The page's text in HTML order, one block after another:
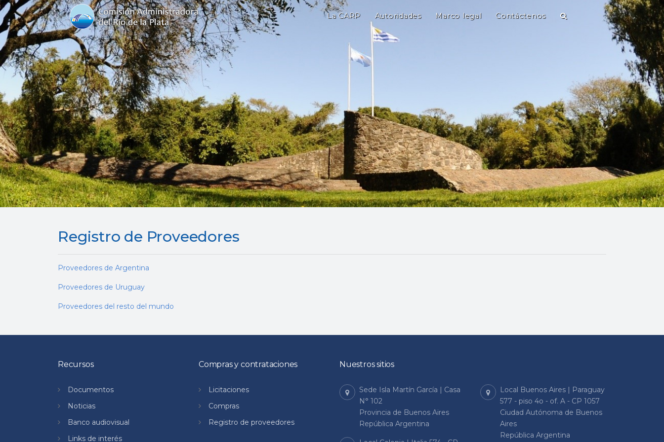
La CARP Autoridades Marco legal Contáctenos
Registro de Proveedores
Proveedores de Argentina
Proveedores de Uruguay
Proveedores del resto del mundo
Recursos
Documentos
Noticias
Banco audiovisual
Links de interés
Compras y contrataciones
Licitaciones
Compras
Registro de proveedores
Nuestros sitios
Sede Isla Martín García | Casa
N° 102
Provincia de Buenos Aires
República Argentina
Local Buenos Aires | Paraguay
577 - piso 4o - of. A - CP 1057
Ciudad Autónoma de Buenos
Aires
República Argentina